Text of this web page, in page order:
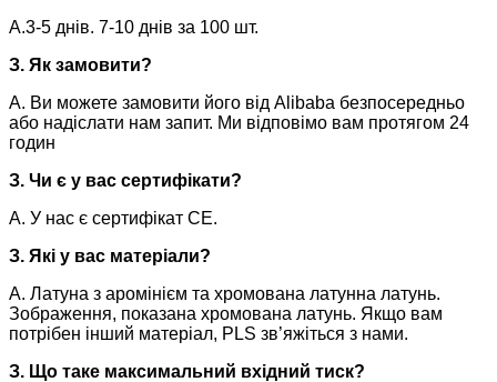
A.3-5 днів. 7-10 днів за 100 шт.
З. Як замовити?
A. Ви можете замовити його від Alibaba безпосередньо
або надіслати нам запит. Ми відповімо вам протягом 24
годин
З. Чи є у вас сертифікати?
A. У нас є сертифікат CE.
З. Які у вас матеріали?
А. Латуна з аромінієм та хромована латунна латунь.
Зображення, показана хромована латунь. Якщо вам
потрібен інший матеріал, PLS зв’яжіться з нами.
З. Що таке максимальний вхідний тиск?